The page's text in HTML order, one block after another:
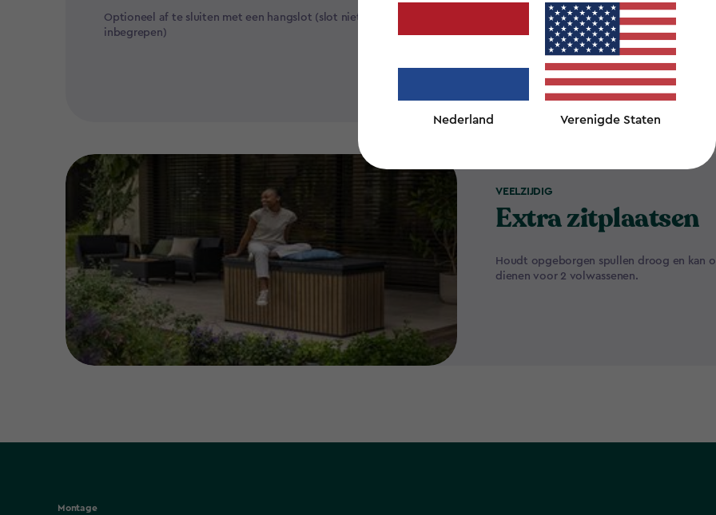
Nederland Verenigde Staten
Optioneel af te sluiten met een hangslot (slot niet
inbegrepen)
VEELZIJDIG
Extra zitplaatsen
Houdt opgeborgen spullen droog en kan
dienen voor 2 volwassenen.
Montage